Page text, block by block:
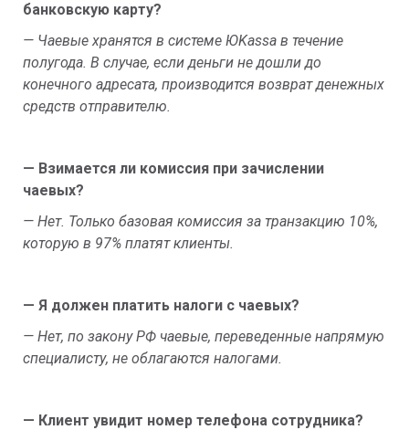
банковскую карту?
— Чаевые хранятся в системе ЮKassa в течение
полугода. В случае, если деньги не дошли до
конечного адресата, производится возврат денежных
средств отправителю.
— Взимается ли комиссия при зачислении
чаевых?
— Нет. Только базовая комиссия за транзакцию 10%,
которую в 97% платят клиенты.
— Я должен платить налоги с чаевых?
— Нет, по закону РФ чаевые, переведенные напрямую
специалисту, не облагаются налогами.
— Клиент увидит номер телефона сотрудника?